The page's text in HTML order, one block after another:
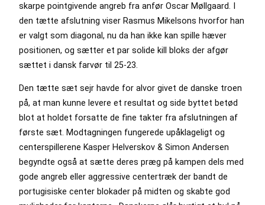
skarpe pointgivende angreb fra anfør Oscar Møllgaard. I
den tætte afslutning viser Rasmus Mikelsons hvorfor han
er valgt som diagonal, nu da han ikke kan spille hæver
positionen, og sætter et par solide kill bloks der afgør
sættet i dansk farvør til 25-23.
Den tætte sæt sejr havde for alvor givet de danske troen
på, at man kunne levere et resultat og side byttet betød
blot at holdet forsatte de fine takter fra afslutningen af
første sæt. Modtagningen fungerede upåklageligt og
centerspillerene Kasper Helverskov & Simon Andersen
begyndte også at sætte deres præg på kampen dels med
gode angreb eller aggressive centertræk der bandt de
portugisiske center blokader på midten og skabte god